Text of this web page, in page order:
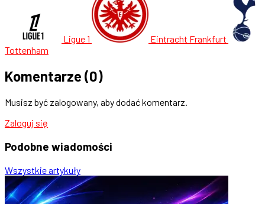
Ligue 1
Eintracht Frankfurt
Tottenham
Komentarze (0)
Musisz być zalogowany, aby dodać komentarz.
Zaloguj się
Podobne wiadomości
Wszystkie artykuły